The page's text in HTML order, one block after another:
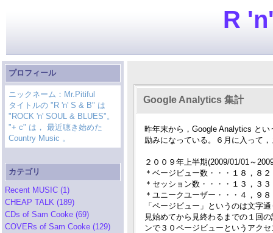
R
プロフィール
ニックネーム：Mr.Pitiful
タイトルの "R 'n' S & B" は
"ROCK 'n' SOUL & BLUES"。
"+ c" は， 最近聴き始めた
Country Music 。
カテゴリ
Recent MUSIC (1)
CHEAP TALK (189)
CDs of Sam Cooke (69)
COVERs of Sam Cooke (129)
Google Analytics 集計
昨年末から，Google Analytics と
励みになっている。６月に入って
２００９年上半期(2009/01/01～
＊ベージビュー数・・・１８，８２
＊セッション数・・・・１３，３３
＊ユニークユーザー・・・４，９８
「ページビュー」というのは文字
見始めてから見終わるまでの１回
ンで３０ページビューというアク